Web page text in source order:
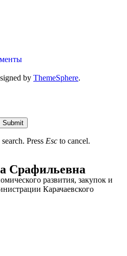
by ThemeSphere.
Submit
Press Esc to cancel.
Срафильевна
развития, закупок и
Карачаевского